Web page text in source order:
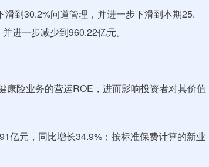
到30.2%问道管理，并进一步下滑到本期25.
进一步减少到960.22亿元。
险业务的营运ROE，进而影响投资者对其价值
亿元，同比增长34.9%；按标准保费计算的新业